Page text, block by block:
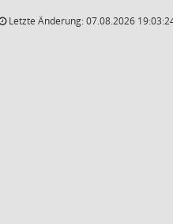
Letzte Änderung: 07.08.2026